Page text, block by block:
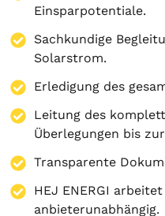
Einsparpotentiale.
Sachkundige
Solarstrom.
Erledigung des
Leitung des
Überlegungen bis
Transparente
HEJ ENERGI
anbieterunabhängig.